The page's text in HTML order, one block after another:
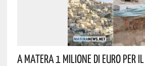
A Matera 1 Milione Di Euro Per